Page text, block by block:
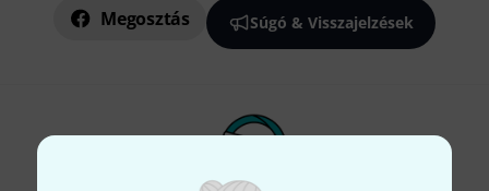
Megosztás Súgó & Visszajelzések